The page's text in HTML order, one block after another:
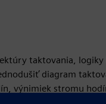
taktovania,
diagram
výnimiek stromu